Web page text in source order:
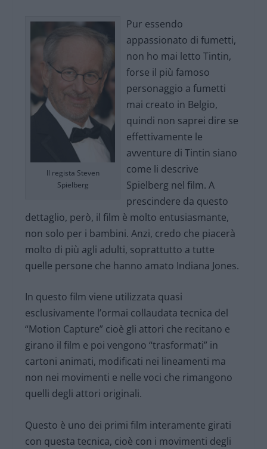
Il regista Steven
Spielberg
Pur essendo
appassionato di fumetti,
non ho mai letto Tintin,
forse il più famoso
personaggio a fumetti
mai creato in Belgio,
quindi non saprei dire se
effettivamente le
avventure di Tintin siano
come li descrive
Spielberg nel film. A
prescindere da questo
dettaglio, però, il film è molto entusiasmante,
non solo per i bambini. Anzi, credo che piacerà
molto di più agli adulti, soprattutto a tutte
quelle persone che hanno amato Indiana Jones.
In questo film viene utilizzata quasi
esclusivamente l’ormai collaudata tecnica del
“Motion Capture” cioè gli attori che recitano e
girano il film e poi vengono “trasformati” in
cartoni animati, modificati nei lineamenti ma
non nei movimenti e nelle voci che rimangono
quelli degli attori originali.
Questo è uno dei primi film interamente girati
con questa tecnica, cioè con i movimenti degli